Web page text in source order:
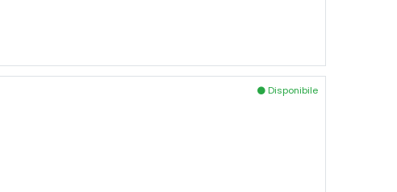
Disponibile